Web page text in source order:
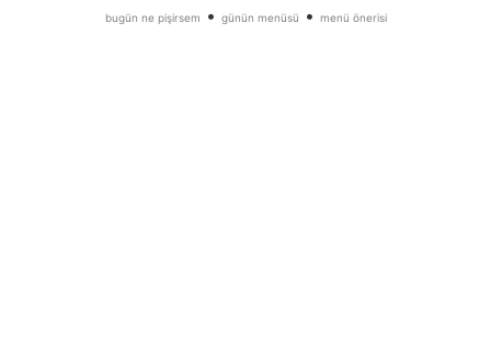
bugün ne pişirsem • günün menüsü • menü önerisi